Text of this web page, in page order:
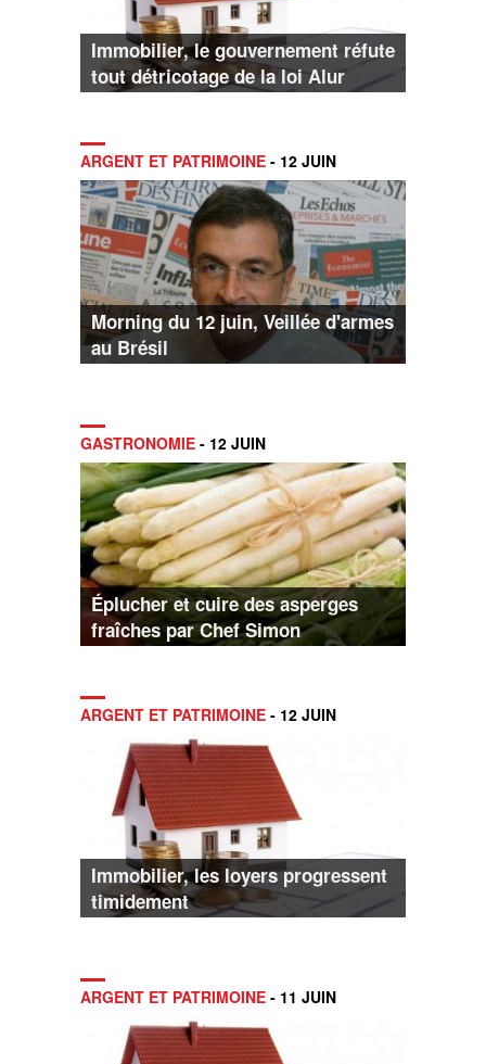
Immobilier, le gouvernement réfute
tout détricotage de la loi Alur
ARGENT ET PATRIMOINE - 12 JUIN
Morning du 12 juin, Veillée d'armes
au Brésil
GASTRONOMIE - 12 JUIN
Éplucher et cuire des asperges
fraîches par Chef Simon
ARGENT ET PATRIMOINE - 12 JUIN
Immobilier, les loyers progressent
timidement
ARGENT ET PATRIMOINE - 11 JUIN